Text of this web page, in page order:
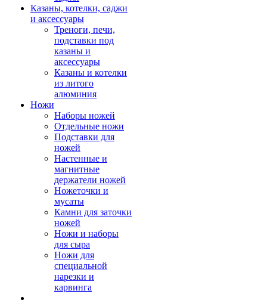
Казаны, котелки, саджи
и аксессуары
Треноги, печи,
подставки под
казаны и
аксессуары
Казаны и котелки
из литого
алюминия
Ножи
Наборы ножей
Отдельные ножи
Подставки для
ножей
Настенные и
магнитные
держатели ножей
Ножеточки и
мусаты
Камни для заточки
ножей
Ножи и наборы
для сыра
Ножи для
специальной
нарезки и
карвинга